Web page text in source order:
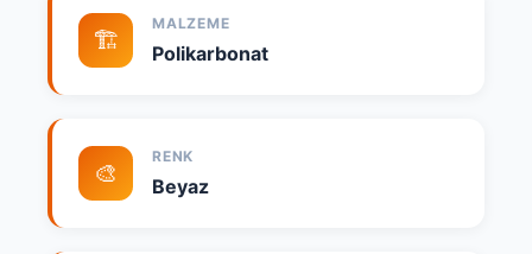
🏗️
MALZEME
Polikarbonat
🎨
RENK
Beyaz